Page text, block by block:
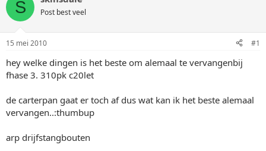
i
a
r
t
e
t
u
m
S Post best veel
15 mei 2010 #1
hey welke dingen is het beste om alemaal te vervangenbij
fhase 3. 310pk c20let
de carterpan gaat er toch af dus wat kan ik het beste alemaal
vervangen..:thumbup
arp drijfstangbouten